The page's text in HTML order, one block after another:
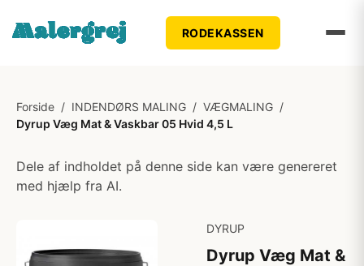
RODEKASSEN
Forside / INDENDØRS MALING / VÆGMALING /
Dyrup Væg Mat & Vaskbar 05 Hvid 4,5 L
Dele af indholdet på denne side kan være genereret
med hjælp fra AI.
DYRUP
Dyrup Væg Mat &